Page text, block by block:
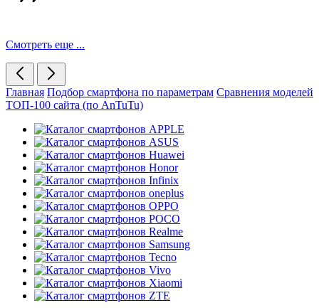
Смотреть еще ...
Главная Подбор смартфона по параметрам Сравнения моделей
ТОП-100 сайта (по AnTuTu)